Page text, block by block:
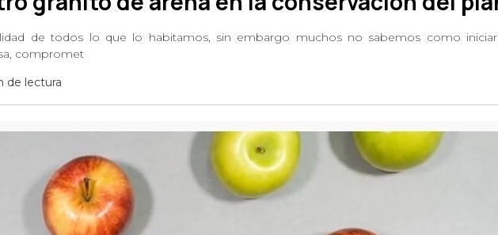
de todos lo que lo habitamos, sin embargo muchos no sabemos como
compromet
de lectura